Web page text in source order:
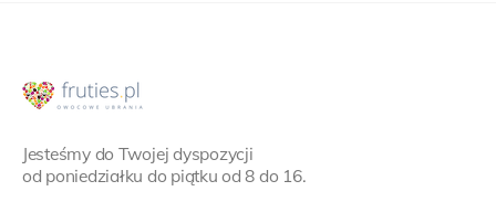
Jesteśmy do Twojej dyspozycji
od poniedziałku do piątku od 8 do 16.